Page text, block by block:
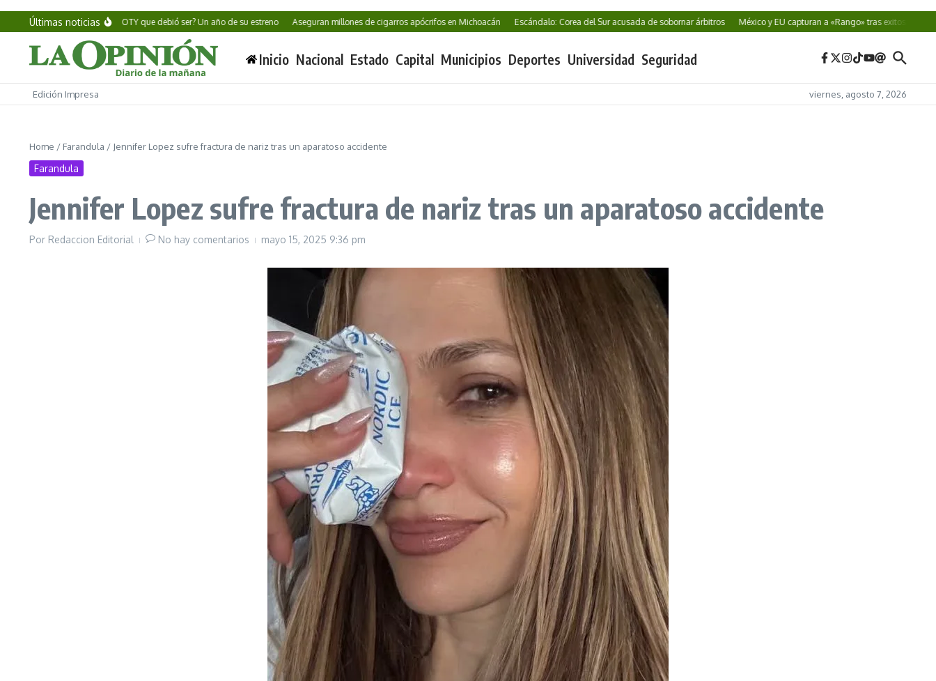
Saltar al contenido
Últimas noticias
Alan Wake II: ¿El GOTY que debió ser? Un año de su estreno Aseguran millones de cigarros apócrifos en Michoacán Escándalo: Corea del Sur acusada de sobornar árbitros México y EU capturan a «Rango» tras exitosa
Inicio Nacional Estado Capital Municipios Deportes Universidad Seguridad
Edición Impresa viernes, agosto 7, 2026
Home / Farandula / Jennifer Lopez sufre fractura de nariz tras un aparatoso accidente
Farandula
Jennifer Lopez sufre fractura de nariz tras un aparatoso accidente
Por Redaccion Editorial No hay comentarios mayo 15, 2025 9:36 pm